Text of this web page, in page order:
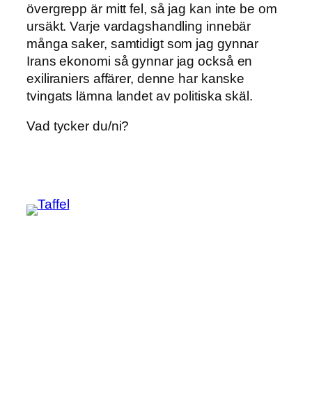
övergrepp är mitt fel, så jag kan inte be om
ursäkt. Varje vardagshandling innebär
många saker, samtidigt som jag gynnar
Irans ekonomi så gynnar jag också en
exiliraniers affärer, denne har kanske
tvingats lämna landet av politiska skäl.
Vad tycker du/ni?